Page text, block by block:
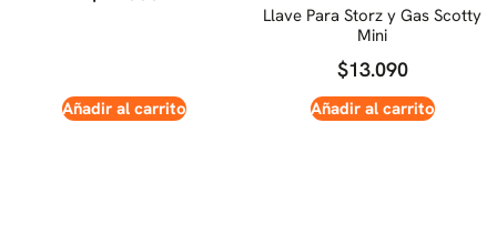
Añadir al carrito
Llave Para Storz y Gas Scotty
Mini
$13.090
Añadir al carrito